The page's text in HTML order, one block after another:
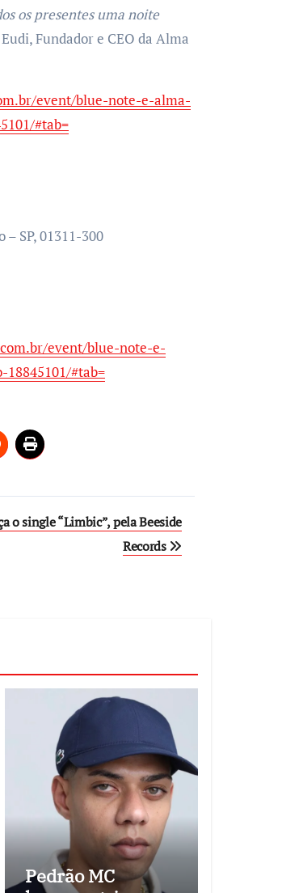
os presentes uma noite
Fundador e CEO da Alma
event/blue-note-e-alma-
#tab=
– SP, 01311-300
event/blue-note-e-
#tab=
o single “Limbic”, pela Beeside
Records
Pedrão MC